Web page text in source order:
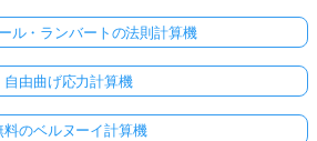
ル・ランバートの法則計算機
自由曲げ応力計算機
料のベルヌーイ計算機